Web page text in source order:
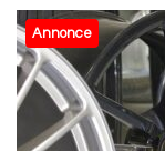
Post
Annonce